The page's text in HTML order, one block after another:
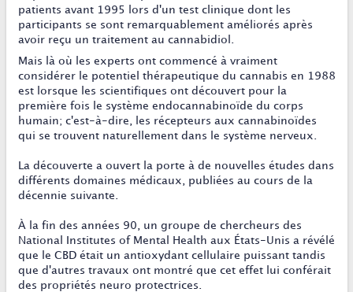
patients avant 1995 lors d'un test clinique dont les
participants se sont remarquablement améliorés après
avoir reçu un traitement au cannabidiol.
Mais là où les experts ont commencé à vraiment
considérer le potentiel thérapeutique du cannabis en 1988
est lorsque les scientifiques ont découvert pour la
première fois le système endocannabinoïde du corps
humain; c'est-à-dire, les récepteurs aux cannabinoïdes
qui se trouvent naturellement dans le système nerveux.
La découverte a ouvert la porte à de nouvelles études dans
différents domaines médicaux, publiées au cours de la
décennie suivante.
À la fin des années 90, un groupe de chercheurs des
National Institutes of Mental Health aux États-Unis a révélé
que le CBD était un antioxydant cellulaire puissant tandis
que d'autres travaux ont montré que cet effet lui conférait
des propriétés neuro protectrices.